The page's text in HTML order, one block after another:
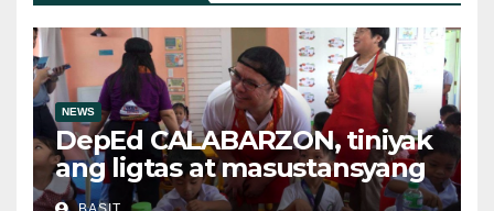
NEWS
DepEd CALABARZON, tiniyak
ang ligtas at masustansyang
pagkain sa School-Based